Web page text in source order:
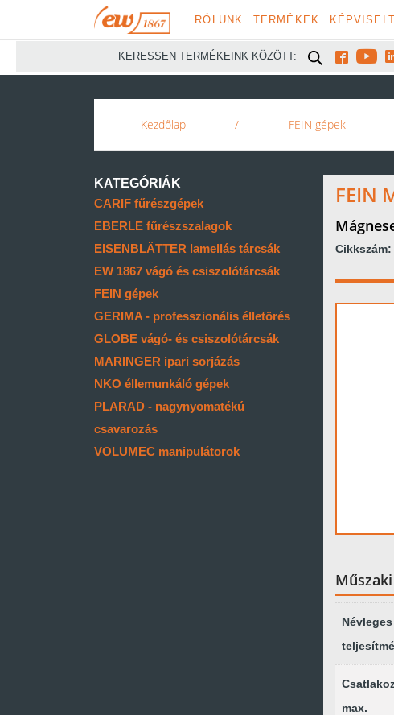
RÓLUNK TERMÉKEK
KERESSEN TERMÉKEINK KÖZÖTT:  
Kezdőlap / FEIN gépek
KATEGÓRIÁK
CARIF fűrészgépek
EBERLE fűrészszalagok
EISENBLÄTTER lamellás tárcsák
EW 1867 vágó és csiszolótárcsák
FEIN gépek
GERIMA - professzionális élletörés
GLOBE vágó- és csiszolótárcsák
MARINGER ipari sorjázás
NKO éllemunkáló gépek
PLARAD - nagynyomatékú
csavarozás
VOLUMEC manipulátorok
FEIN
Cikkszám:
Névleges
max.